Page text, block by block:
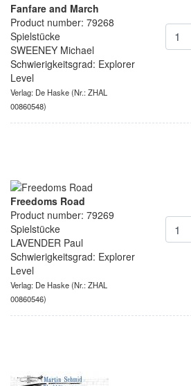
Fanfare and March
Product number: 79268
Spielstücke
SWEENEY Michael
Schwierigkeitsgrad: Explorer
Level
Verlag: De Haske(Nr.: ZHAL
00860548)
Freedoms Road
Product number: 79269
Spielstücke
LAVENDER Paul
Schwierigkeitsgrad: Explorer
Level
Verlag: De Haske(Nr.: ZHAL
00860546)